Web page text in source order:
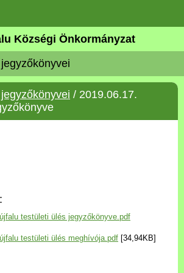
Községi Önkormányzat
/ 2019.06.17.
testületi ülés jegyzőkönyve.pdf
testületi ülés meghívója.pdf [34,94KB]